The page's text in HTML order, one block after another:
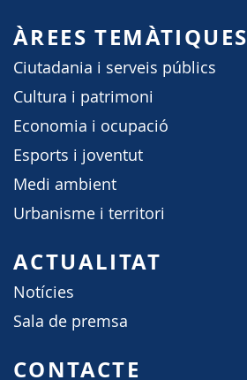
ÀREES TEMÀTIQUES
Ciutadania i serveis públics
Cultura i patrimoni
Economia i ocupació
Esports i joventut
Medi ambient
Urbanisme i territori
ACTUALITAT
Notícies
Sala de premsa
CONTACTE